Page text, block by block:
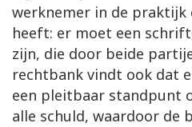
werknemer in de praktijk
heeft: er moet een
zijn, die door beide
rechtbank vindt ook dat
een pleitbaar standpunt
alle schuld, waardoor de